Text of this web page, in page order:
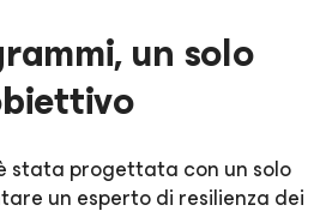
un solo
stata progettata con un solo
un esperto di resilienza dei